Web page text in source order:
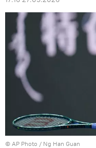
© AP Photo / Ng Han Guan